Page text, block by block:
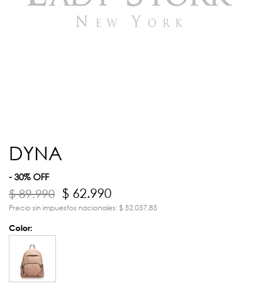
DYNA
- 30% OFF
$ 89.990 $ 62.990
Precio sin impuestos nacionales: $ 52.057,85
Color: